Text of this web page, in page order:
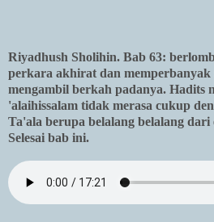
Riyadhush Sholihin. Bab 63:
perkara akhirat dan
mengambil berkah padanya. Hadits
'alaihissalam tidak merasa cukup
Ta'ala berupa belalang belalang dari
Selesai bab ini.